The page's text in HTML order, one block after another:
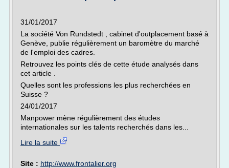
31/01/2017
La société Von Rundstedt , cabinet d'outplacement basé à
Genève, publie régulièrement un baromètre du marché
de l'emploi des cadres.
Retrouvez les points clés de cette étude analysés dans
cet article .
Quelles sont les professions les plus recherchées en
Suisse ?
24/01/2017
Manpower mène régulièrement des études
internationales sur les talents recherchés dans les...
Lire la suite
Site : http://www.frontalier.org